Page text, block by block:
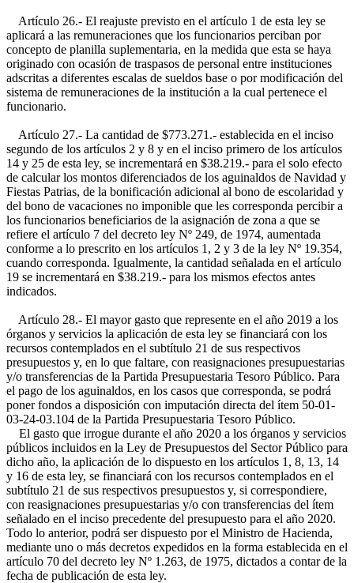
Artículo 26.- El reajuste previsto en el artículo 1 de esta ley se
aplicará a las remuneraciones que los funcionarios perciban por
concepto de planilla suplementaria, en la medida que esta se haya
originado con ocasión de traspasos de personal entre instituciones
adscritas a diferentes escalas de sueldos base o por modificación del
sistema de remuneraciones de la institución a la cual pertenece el
funcionario.
Artículo 27.- La cantidad de $773.271.- establecida en el inciso
segundo de los artículos 2 y 8 y en el inciso primero de los artículos
14 y 25 de esta ley, se incrementará en $38.219.- para el solo efecto
de calcular los montos diferenciados de los aguinaldos de Navidad y
Fiestas Patrias, de la bonificación adicional al bono de escolaridad y
del bono de vacaciones no imponible que les corresponda percibir a
los funcionarios beneficiarios de la asignación de zona a que se
refiere el artículo 7 del decreto ley Nº 249, de 1974, aumentada
conforme a lo prescrito en los artículos 1, 2 y 3 de la ley Nº 19.354,
cuando corresponda. Igualmente, la cantidad señalada en el artículo
19 se incrementará en $38.219.- para los mismos efectos antes
indicados.
Artículo 28.- El mayor gasto que represente en el año 2019 a los
órganos y servicios la aplicación de esta ley se financiará con los
recursos contemplados en el subtítulo 21 de sus respectivos
presupuestos y, en lo que faltare, con reasignaciones presupuestarias
y/o transferencias de la Partida Presupuestaria Tesoro Público. Para
el pago de los aguinaldos, en los casos que corresponda, se podrá
poner fondos a disposición con imputación directa del ítem 50-01-
03-24-03.104 de la Partida Presupuestaria Tesoro Público.
El gasto que irrogue durante el año 2020 a los órganos y servicios
públicos incluidos en la Ley de Presupuestos del Sector Público para
dicho año, la aplicación de lo dispuesto en los artículos 1, 8, 13, 14
y 16 de esta ley, se financiará con los recursos contemplados en el
subtítulo 21 de sus respectivos presupuestos y, si correspondiere,
con reasignaciones presupuestarias y/o con transferencias del ítem
señalado en el inciso precedente del presupuesto para el año 2020.
Todo lo anterior, podrá ser dispuesto por el Ministro de Hacienda,
mediante uno o más decretos expedidos en la forma establecida en el
artículo 70 del decreto ley Nº 1.263, de 1975, dictados a contar de la
fecha de publicación de esta ley.